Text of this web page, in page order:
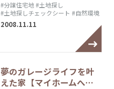
#分譲住宅地#土地探し
#土地探しチェックシート #自然環境
2008.11.11
夢のガレージライフを叶
えた家【マイホームへ…